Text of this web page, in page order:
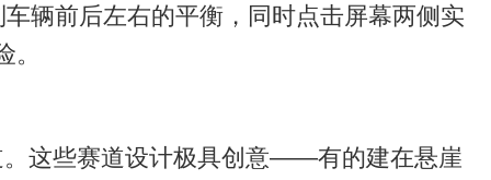
辆前后左右的平衡，同时点击屏幕两侧实
。这些赛道设计极具创意——有的建在悬崖